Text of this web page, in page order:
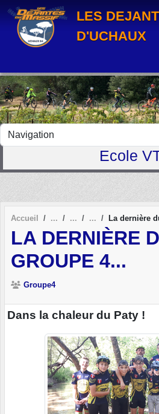
LES
D'UCHAUX
Ecole
Accueil La dernière
LA DERNIÈRE
GROUPE 4...
Groupe4
Dans la chaleur du Paty !
Panneau de gestion des cookies